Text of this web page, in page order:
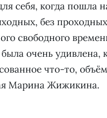
себя, когда пошла
без
свободного
очень удивлена,
что-то,
Марина Жижикина.